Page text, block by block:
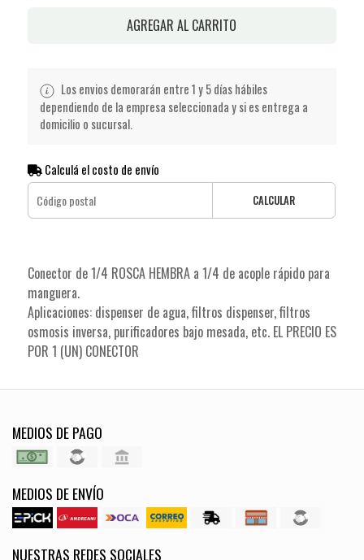
AGREGAR AL CARRITO
Los envios demorarán entre 1 y 5 días hábiles
dependiendo de la empresa seleccionada y si es entrega a
domicilio o sucursal.
Calculá el costo de envío
CALCULAR
Conector de 1/4 ROSCA HEMBRA a 1/4 de acople rápido para
manguera.
Aplicaciones: dispenser de agua, filtros dispenser, filtros
osmosis inversa, purificadores bajo mesada, etc. EL PRECIO ES
POR 1 (UN) CONECTOR
MEDIOS DE PAGO
MEDIOS DE ENVÍO
NUESTRAS REDES SOCIALES